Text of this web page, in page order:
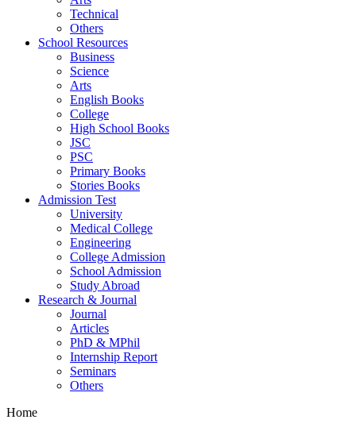
Technical
Others
School Resources
Business
Science
Arts
English Books
College
High School Books
JSC
PSC
Primary Books
Stories Books
Admission Test
University
Medical College
Engineering
College Admission
School Admission
Study Abroad
Research & Journal
Journal
Articles
PhD & MPhil
Internship Report
Seminars
Others
Home